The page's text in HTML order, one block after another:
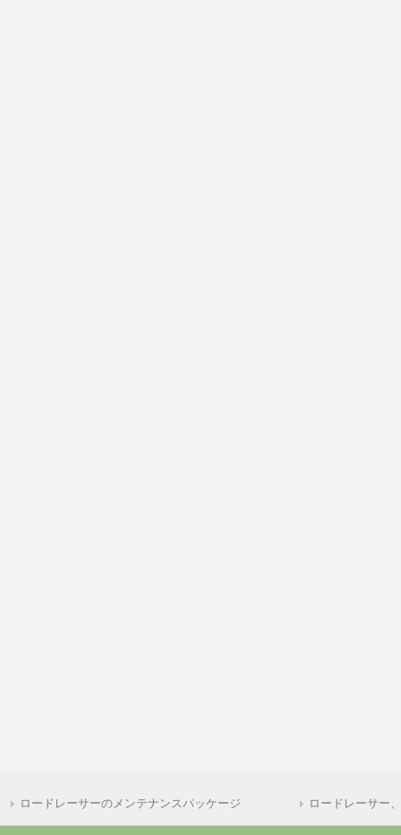
ロードレーサーのメンテナンスパッケージ ロードレーサー